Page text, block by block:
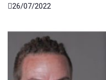
26/07/2022